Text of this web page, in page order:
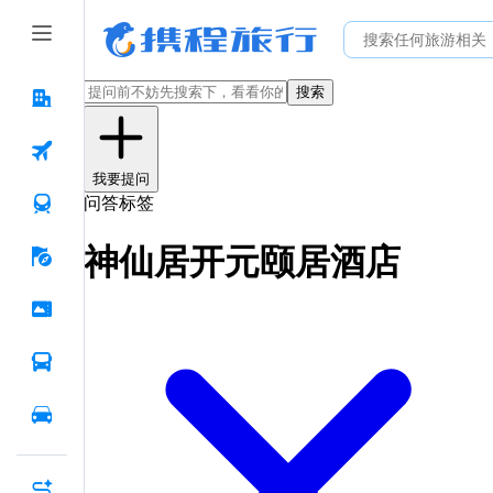
搜索
我要提问
问答标签
神仙居开元颐居酒店